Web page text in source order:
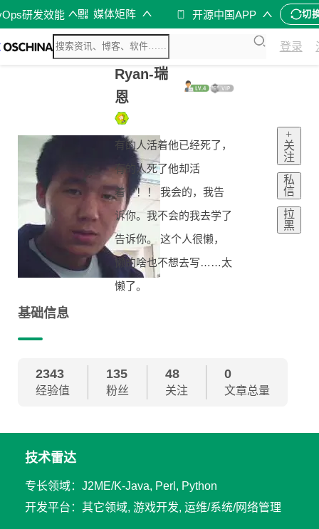
研发效能 媒体矩阵 开源中国APP 切
登录
Ryan-瑞
恩
有的人活着他已经死了，
有的人死了他却活
着！！！ 我会的，我告
诉你。我不会的我去学了
告诉你。 这个人很懒，
懒的啥也不想去写……太
懒了。
+
关
注
私
信
拉
黑
基础信息
2343
经验值
135
粉丝
48
关注
0
文章总量
技术雷达
专长领域：J2ME/K-Java, Perl, Python
开发平台：其它领域, 游戏开发, 运维/系统/网络管理